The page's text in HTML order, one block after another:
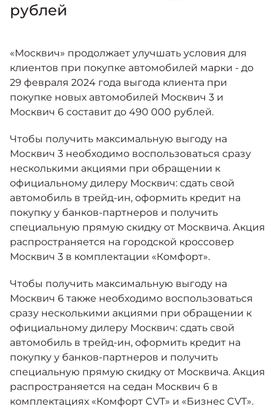
Москвич 3 с ручным
управлением (РУ)
Кроссовер, создающий равные
от 2 069 000 ₽*
Москвич 8
Практичный семиместный
кроссовер
от 3 125 000 ₽*
Спецпредложения
Страховые программы
СЕРВИСНЫЕ АКЦИИ
АКСЕССУАРЫ
рублей
«Москвич» продолжает улучшать условия для
клиентов при покупке автомобилей марки - до
29 февраля 2024 года выгода клиента при
покупке новых автомобилей Москвич 3 и
Москвич 6 составит до 490 000 рублей.
Чтобы получить максимальную выгоду на
Москвич 3 необходимо воспользоваться сразу
несколькими акциями при обращении к
официальному дилеру Москвич: сдать свой
автомобиль в трейд-ин, оформить кредит на
покупку у банков-партнеров и получить
специальную прямую скидку от Москвича. Акция
распространяется на городской кроссовер
Москвич 3 в комплектации «Комфорт».
Чтобы получить максимальную выгоду на
Москвич 6 также необходимо воспользоваться
сразу несколькими акциями при обращении к
официальному дилеру Москвич: сдать свой
автомобиль в трейд-ин, оформить кредит на
покупку у банков-партнеров и получить
специальную прямую скидку от Москвича. Акция
распространяется на седан Москвич 6 в
комплектациях «Комфорт CVT» и «Бизнес CVT».